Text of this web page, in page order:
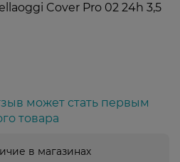
Cover Pro 02 24h 3,5
может стать первым
товара
в магазинах